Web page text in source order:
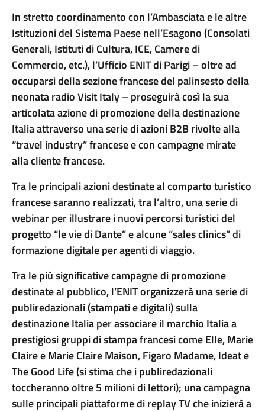
In stretto coordinamento con l’Ambasciata e le altre
Istituzioni del Sistema Paese nell’Esagono (Consolati
Generali, Istituti di Cultura, ICE, Camere di
Commercio, etc.), l’Ufficio ENIT di Parigi – oltre ad
occuparsi della sezione francese del palinsesto della
neonata radio Visit Italy – proseguirà così la sua
articolata azione di promozione della destinazione
Italia attraverso una serie di azioni B2B rivolte alla
“travel industry” francese e con campagne mirate
alla cliente francese.
Tra le principali azioni destinate al comparto turistico
francese saranno realizzati, tra l’altro, una serie di
webinar per illustrare i nuovi percorsi turistici del
progetto “le vie di Dante” e alcune “sales clinics” di
formazione digitale per agenti di viaggio.
Tra le più significative campagne di promozione
destinate al pubblico, l’ENIT organizzerà una serie di
publiredazionali (stampati e digitali) sulla
destinazione Italia per associare il marchio Italia a
prestigiosi gruppi di stampa francesi come Elle, Marie
Claire e Marie Claire Maison, Figaro Madame, Ideat e
The Good Life (si stima che i publiredazionali
toccheranno oltre 5 milioni di lettori); una campagna
sulle principali piattaforme di replay TV che inizierà a